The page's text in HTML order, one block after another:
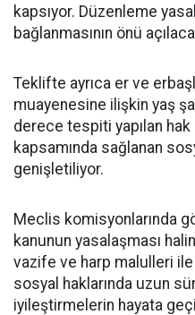
kapsıyor. Düzenleme
bağlanmasının önü
Teklifte ayrıca er ve
muayenesine ilişkin yaş
derece tespiti yapılan hak
kapsamında sağlanan
genişletiliyor.
Meclis komisyonlarında
kanunun yasalaşması
vazife ve harp malulleri
sosyal haklarında uzun
iyileştirmelerin hayata